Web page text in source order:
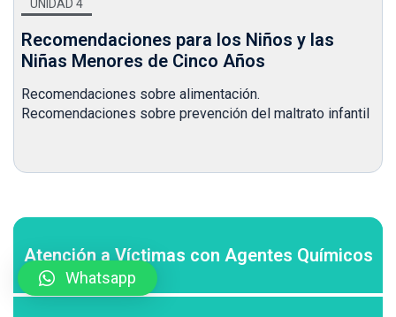
UNIDAD 4
Recomendaciones para los Niños y las
Niñas Menores de Cinco Años
Recomendaciones sobre alimentación.
Recomendaciones sobre prevención del maltrato infantil
Atención a Víctimas con Agentes Químicos
Whatsapp